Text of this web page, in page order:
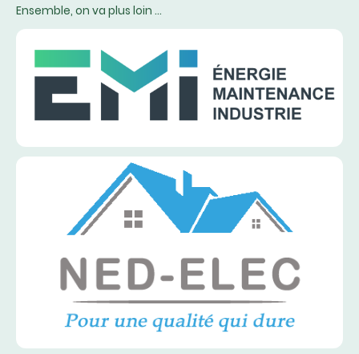
Ensemble, on va plus loin ...